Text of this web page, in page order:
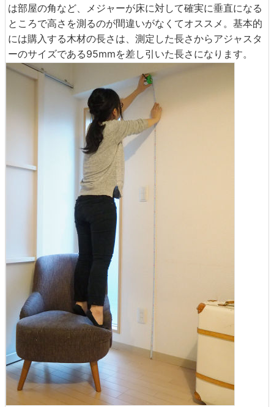
は部屋の角など、メジャーが床に対して確実に垂直になる
ところで高さを測るのが間違いがなくてオススメ。基本的
には購入する木材の長さは、測定した長さからアジャスタ
ーのサイズである95mmを差し引いた長さになります。